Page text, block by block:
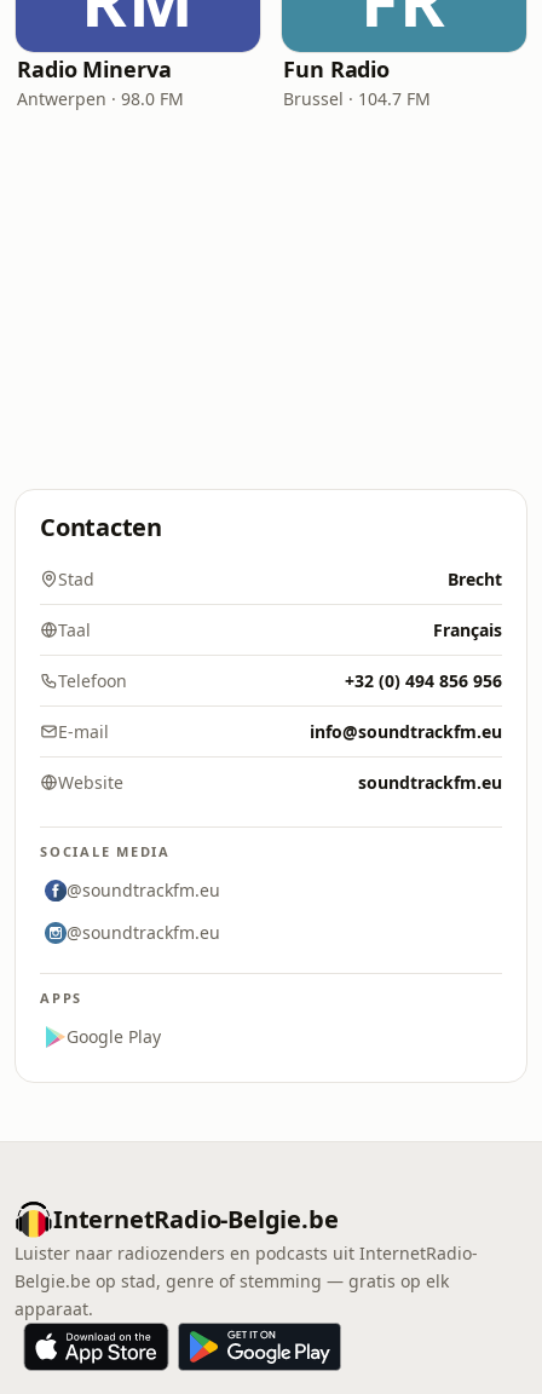
Radio Minerva
Antwerpen · 98.0 FM
Fun Radio
Brussel · 104.7 FM
Contacten
Stad Brecht
Taal Français
Telefoon +32 (0) 494 856 956
E-mail info@soundtrackfm.eu
Website soundtrackfm.eu
SOCIALE MEDIA
@soundtrackfm.eu
@soundtrackfm.eu
APPS
Google Play
InternetRadio-Belgie.be
Luister naar radiozenders en podcasts uit InternetRadio-
Belgie.be op stad, genre of stemming — gratis op elk
apparaat.